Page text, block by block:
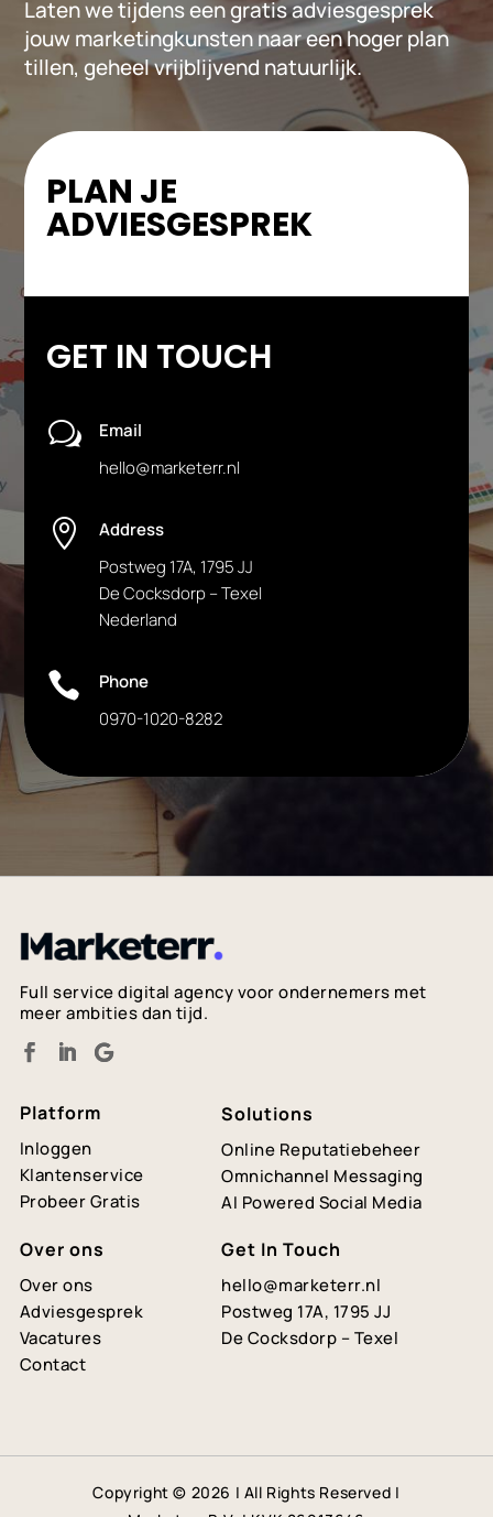
Laten we tijdens een gratis adviesgesprek
jouw marketingkunsten naar een hoger plan
tillen, geheel vrijblijvend natuurlijk.
PLAN JE
ADVIESGESPREK
GET IN TOUCH
w
Email
hello@marketerr.nl

Address
Postweg 17A, 1795 JJ
De Cocksdorp – Texel
Nederland

Phone
0970-1020-8282
Full service digital agencyvoor ondernemers met
meer ambities dan tijd.
Platform
Inloggen
Klantenservice
Probeer Gratis
Solutions
Online Reputatiebeheer
Omnichannel Messaging
AI Powered Social Media
Over ons
Over ons
Adviesgesprek
Vacatures
Contact
Get In Touch
hello@marketerr.nl
Postweg 17A, 1795 JJ
De Cocksdorp – Texel
Copyright © 2026 | All Rights Reserved |